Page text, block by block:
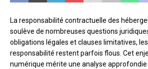
La responsabilité contractuelle des
soulève de nombreuses questions
obligations légales et clauses limitatives,
responsabilité restent parfois flous. Cet
numérique mérite une analyse